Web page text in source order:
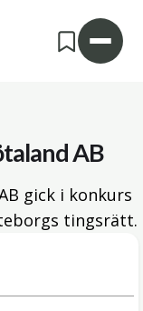
AB
gick i konkurs
tingsrätt.